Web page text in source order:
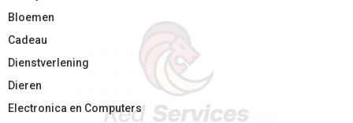
Bloemen
Cadeau
Dienstverlening
Dieren
Electronica en Computers